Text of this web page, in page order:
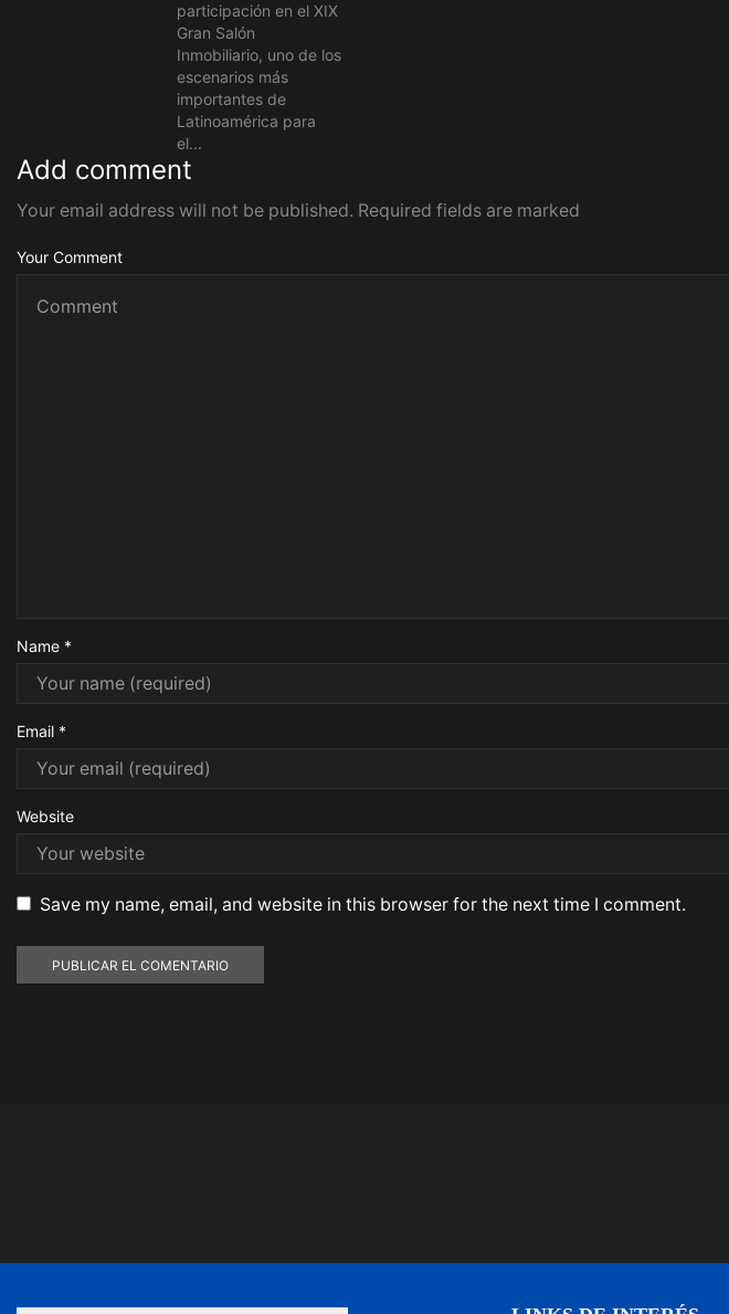
participación en el XIX
Gran Salón
Inmobiliario, uno de los
escenarios más
importantes de
Latinoamérica para
el...
Add comment
Your email address will not be published. Required fields are marked
Your Comment
Name *
Email *
Website
Save my name, email, and website in this browser for the next time I comment.